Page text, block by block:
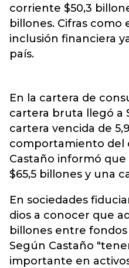
corriente $50,3
billones. Cifras
inclusión financiera
país.
En la cartera de
cartera bruta llegó a
cartera vencida de
comportamiento del
Castaño informó
$65,5 billones y una
En sociedades
dios a conocer que
billones entre
Según Castaño
importante en